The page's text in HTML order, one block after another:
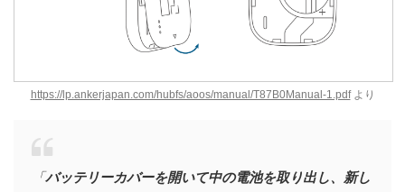
https://lp.ankerjapan.com/hubfs/aoos/manual/T87B0Manual-1.pdfより
「バッテリーカバーを開いて中の電池を取り出し、新し